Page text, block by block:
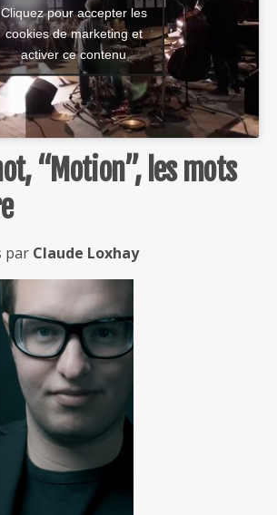
Cliquez pour accepter les
cookies de marketing et
activer ce contenu
“Motion”, les mots
par Claude Loxhay